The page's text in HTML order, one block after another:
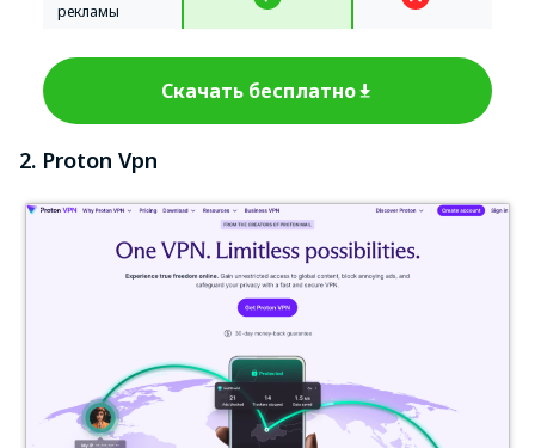
рекламы
Скачать бесплатно
2. Proton Vpn